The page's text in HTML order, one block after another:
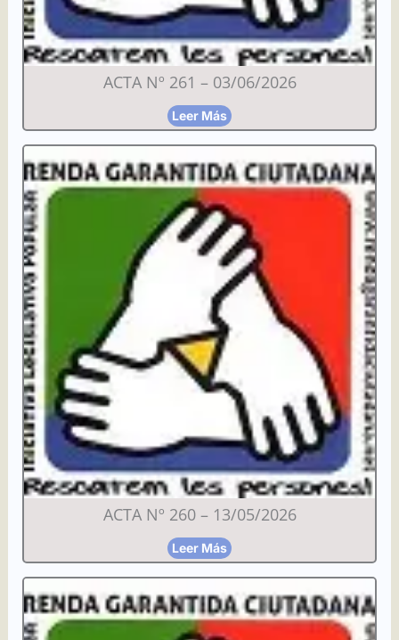
ACTA Nº 261 – 03/06/2026
Leer Más
ACTA Nº 260 – 13/05/2026
Leer Más